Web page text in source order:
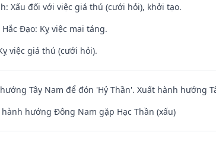
Xấu đối với việc giá thú (cưới hỏi), khởi tạo.
Hắc Đạo: Kỵ việc mai táng.
việc giá thú (cưới hỏi).
Tây Nam để đón 'Hỷ Thần'. Xuất hành hướng
hướng Đông Nam gặp Hạc Thần (xấu)